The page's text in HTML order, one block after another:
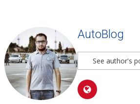
AutoBlog
See author's